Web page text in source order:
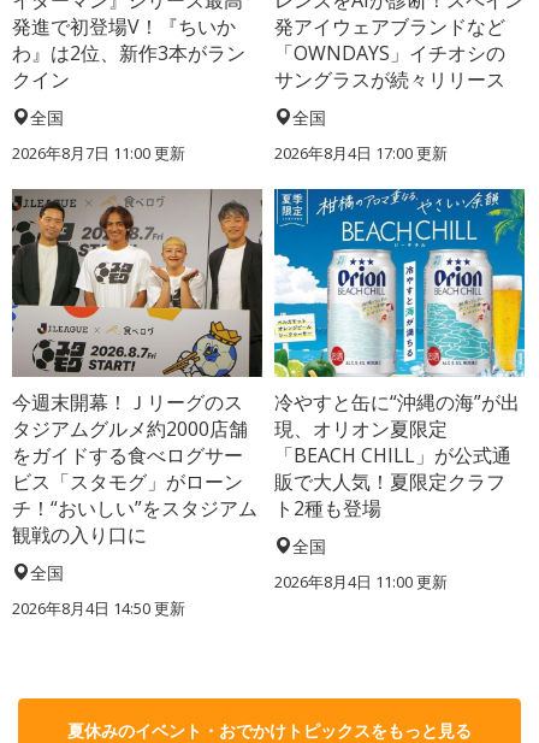
発進で初登場V！『ちいか
わ』は2位、新作3本がラン
クイン
全国
2026年8月7日 11:00更新
発アイウェアブランドなど
「OWNDAYS」イチオシの
サングラスが続々リリース
全国
2026年8月4日 17:00更新
今週末開幕！Ｊリーグのス
タジアムグルメ約2000店舗
をガイドする食べログサー
ビス「スタモグ」がローン
チ！“おいしい”をスタジアム
観戦の入り口に
全国
2026年8月4日 14:50更新
冷やすと缶に“沖縄の海”が出
現、オリオン夏限定
「BEACH CHILL」が公式通
販で大人気！夏限定クラフ
ト2種も登場
全国
2026年8月4日 11:00更新
夏休みのイベント・おでかけトピックスをもっと見る